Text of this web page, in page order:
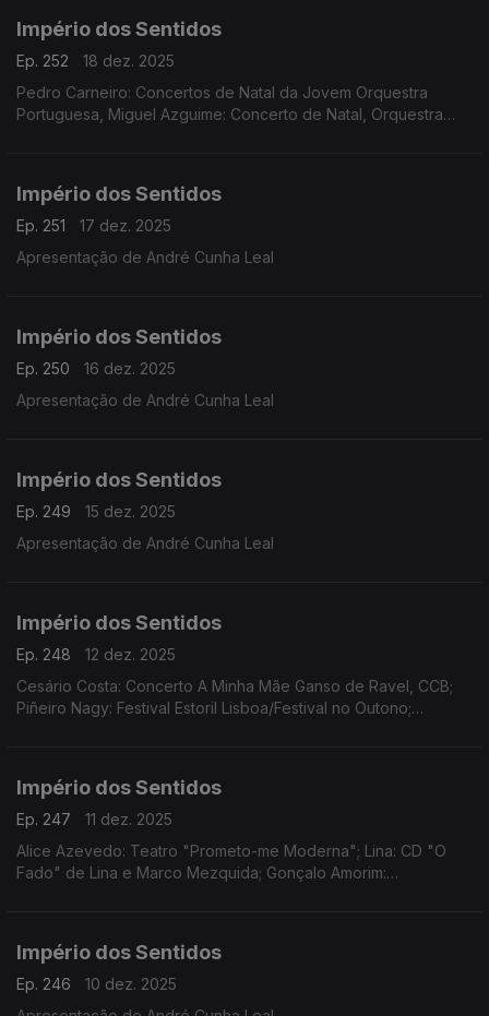
Império dos Sentidos
Ep. 252
18 dez. 2025
Pedro Carneiro: Concertos de Natal da Jovem Orquestra
Portuguesa, Miguel Azguime: Concerto de Natal, Orquestra
Império dos Sentidos
Ep. 251
17 dez. 2025
Apresentação de André Cunha Leal
Império dos Sentidos
Ep. 250
16 dez. 2025
Apresentação de André Cunha Leal
Império dos Sentidos
Ep. 249
15 dez. 2025
Apresentação de André Cunha Leal
Império dos Sentidos
Ep. 248
12 dez. 2025
Cesário Costa: Concerto A Minha Mãe Ganso de Ravel, CCB;
Piñeiro Nagy: Festival Estoril Lisboa/Festival no Outono;
Império dos Sentidos
Ep. 247
11 dez. 2025
Alice Azevedo: Teatro "Prometo-me Moderna"; Lina: CD "O
Fado" de Lina e Marco Mezquida; Gonçalo Amorim:
Império dos Sentidos
Ep. 246
10 dez. 2025